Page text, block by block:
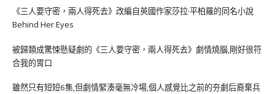
《三人要守密，兩人得死去》改編自英國作家莎拉·平柏羅的同名小說
Behind Her Eyes
被歸類成驚悚懸疑劇的《三人要守密，兩人得死去》劇情燒腦,剛好很符
合我的胃口
雖然只有短短6集,但劇情緊湊毫無冷場,個人感覺比之前的夯劇后裔棄兵